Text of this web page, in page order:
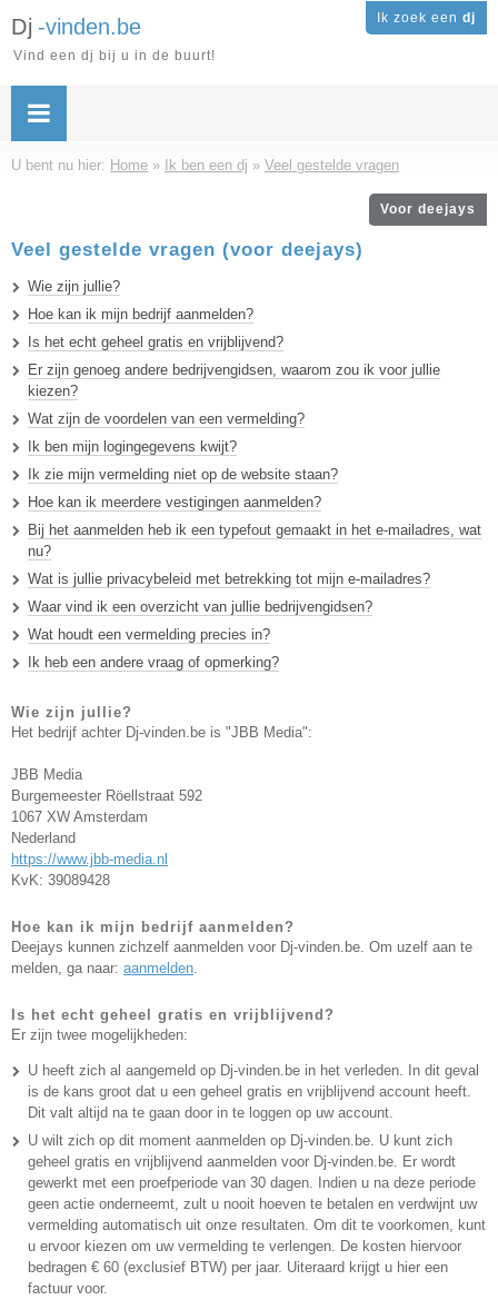
Ik zoek een dj
Dj -vinden.be
Vind een dj bij u in de buurt!
U bent nu hier: Home » Ik ben een dj » Veel gestelde vragen
Voor deejays
Veel gestelde vragen (voor deejays)
Wie zijn jullie?
Hoe kan ik mijn bedrijf aanmelden?
Is het echt geheel gratis en vrijblijvend?
Er zijn genoeg andere bedrijvengidsen, waarom zou ik voor jullie
kiezen?
Wat zijn de voordelen van een vermelding?
Ik ben mijn logingegevens kwijt?
Ik zie mijn vermelding niet op de website staan?
Hoe kan ik meerdere vestigingen aanmelden?
Bij het aanmelden heb ik een typefout gemaakt in het e-mailadres, wat
nu?
Wat is jullie privacybeleid met betrekking tot mijn e-mailadres?
Waar vind ik een overzicht van jullie bedrijvengidsen?
Wat houdt een vermelding precies in?
Ik heb een andere vraag of opmerking?
Wie zijn jullie?
Het bedrijf achter Dj-vinden.be is "JBB Media":
JBB Media
Burgemeester Röellstraat 592
1067 XW Amsterdam
Nederland
https://www.jbb-media.nl
KvK: 39089428
Hoe kan ik mijn bedrijf aanmelden?
Deejays kunnen zichzelf aanmelden voor Dj-vinden.be. Om uzelf aan te
melden, ga naar: aanmelden.
Is het echt geheel gratis en vrijblijvend?
Er zijn twee mogelijkheden:
U heeft zich al aangemeld op Dj-vinden.be in het verleden. In dit geval
is de kans groot dat u een geheel gratis en vrijblijvend account heeft.
Dit valt altijd na te gaan door in te loggen op uw account.
U wilt zich op dit moment aanmelden op Dj-vinden.be. U kunt zich
geheel gratis en vrijblijvend aanmelden voor Dj-vinden.be. Er wordt
gewerkt met een proefperiode van 30 dagen. Indien u na deze periode
geen actie onderneemt, zult u nooit hoeven te betalen en verdwijnt uw
vermelding automatisch uit onze resultaten. Om dit te voorkomen, kunt
u ervoor kiezen om uw vermelding te verlengen. De kosten hiervoor
bedragen € 60 (exclusief BTW) per jaar. Uiteraard krijgt u hier een
factuur voor.